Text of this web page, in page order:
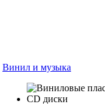
Винил и музыка